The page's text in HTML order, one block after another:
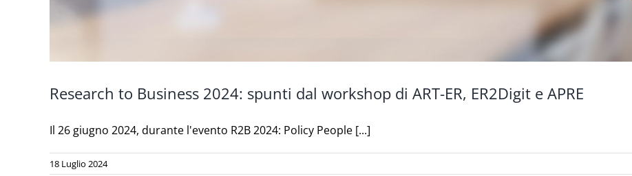
Research to Business 2024: spunti dal workshop di ART-ER, ER2Digit e APRE
Il 26 giugno 2024, durante l'evento R2B 2024: Policy People [...]
18 Luglio 2024